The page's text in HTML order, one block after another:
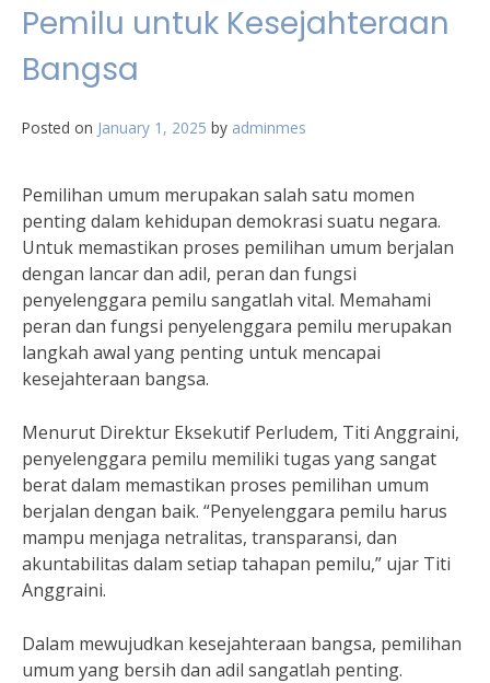
Pemilu untuk Kesejahteraan
Bangsa
Posted on January 1, 2025 by adminmes
Pemilihan umum merupakan salah satu momen
penting dalam kehidupan demokrasi suatu negara.
Untuk memastikan proses pemilihan umum berjalan
dengan lancar dan adil, peran dan fungsi
penyelenggara pemilu sangatlah vital. Memahami
peran dan fungsi penyelenggara pemilu merupakan
langkah awal yang penting untuk mencapai
kesejahteraan bangsa.
Menurut Direktur Eksekutif Perludem, Titi Anggraini,
penyelenggara pemilu memiliki tugas yang sangat
berat dalam memastikan proses pemilihan umum
berjalan dengan baik. “Penyelenggara pemilu harus
mampu menjaga netralitas, transparansi, dan
akuntabilitas dalam setiap tahapan pemilu,” ujar Titi
Anggraini.
Dalam mewujudkan kesejahteraan bangsa, pemilihan
umum yang bersih dan adil sangatlah penting.